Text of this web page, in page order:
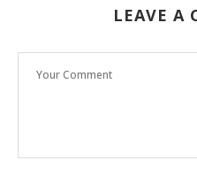
LEAVE A